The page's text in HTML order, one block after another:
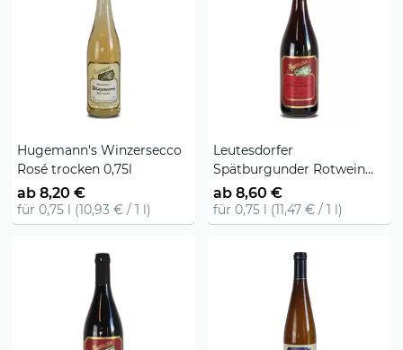
Hugemann's Winzersecco
Rosé trocken 0,75l
ab 8,20 €
für 0,75 l (10,93 € / 1 l)
Leutesdorfer
Spätburgunder Rotwein
trocken 0,75l 2016er
ab 8,60 €
für 0,75 l (11,47 € / 1 l)